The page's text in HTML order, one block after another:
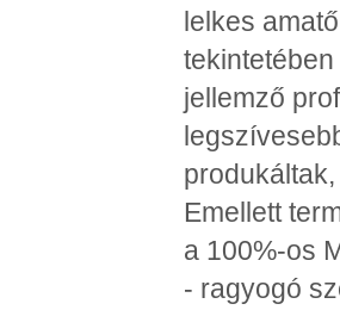
lelkes
jellemző
Emellett
a 100%-os
- ragyogó